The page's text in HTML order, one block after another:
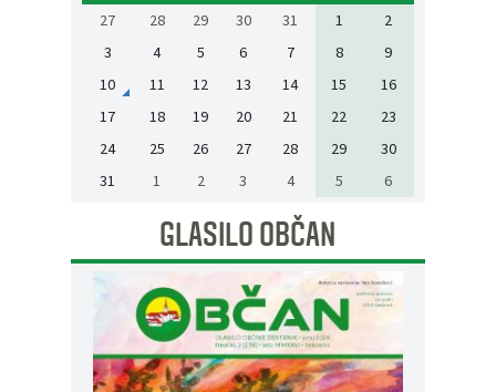
27 28 29 30 31 1
2
3
4 5 6 7 8
9
10
11 12 13 14 15
16
17
18 19 20 21 22
23
24
25 26 27 28 29
30
31
1 2 3 4 5 6
GLASILO OBČAN